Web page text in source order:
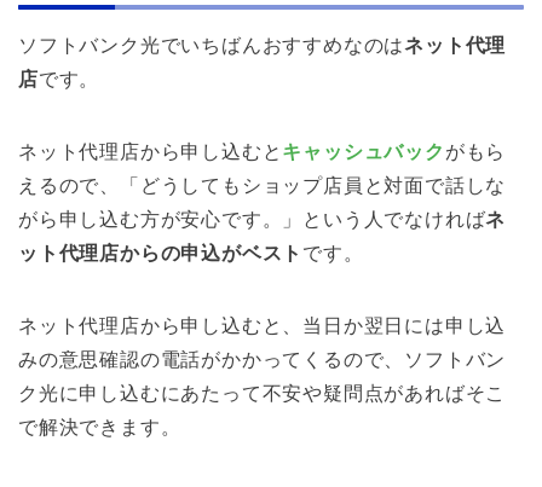
ソフトバンク光でいちばんおすすめなのはネット代理
店です。
ネット代理店から申し込むと キャッシュバック がもら
えるので、「どうしてもショップ店員と対面で話しな
がら申し込む方が安心です。」という人でなければネ
ット代理店からの申込がベスト です。
ネット代理店から申し込むと、当日か翌日には申し込
みの意思確認の電話がかかってくるので、ソフトバン
ク光に申し込むにあたって不安や疑問点があればそこ
で解決できます。